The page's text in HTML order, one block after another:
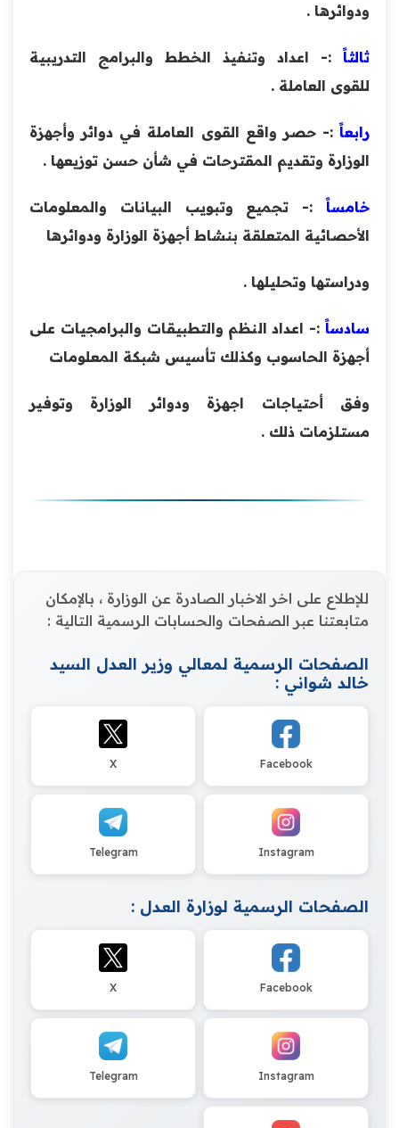
ودوائرها .
ثالثاً :- اعداد وتنفيذ الخطط والبرامج التدريبية
للقوى العاملة .
رابعاً:- حصر واقع القوى العاملة في دوائر وأجهزة
الوزارة وتقديم المقترحات في شأن حسن توزيعها .
خامساً :- تجميع وتبويب البيانات والمعلومات
الأحصائية المتعلقة بنشاط أجهزة الوزارة ودوائرها
ودراستها وتحليلها .
سادساً :- اعداد النظم والتطبيقات والبرامجيات على
أجهزة الحاسوب وكذلك تأسيس شبكة المعلومات
وفق أحتياجات اجهزة ودوائر الوزارة وتوفير
مستلزمات ذلك .
للإطلاع على اخر الاخبار الصادرة عن الوزارة ، بالإمكان
متابعتنا عبر الصفحات والحسابات الرسمية التالية :
الصفحات الرسمية لمعالي وزير العدل السيد
خالد شواني :
Facebook
X
Instagram
Telegram
الصفحات الرسمية لوزارة العدل :
Facebook
X
Instagram
Telegram